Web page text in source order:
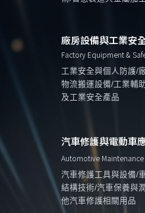
廠房設備與工業安
Factory Equipment &
工業安全與個人防護/
物流搬運設備/工業輔
及工業安全產品
汽車修護與電動車
Automotive
汽車修護工具與設備/
結構技術/汽車保養與
他汽車修護相關用品